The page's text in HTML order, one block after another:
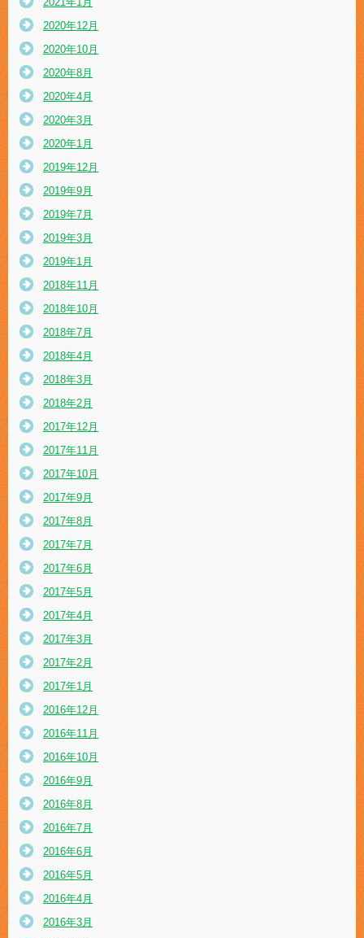
2020年12月
2020年10月
2020年8月
2020年4月
2020年3月
2020年1月
2019年12月
2019年9月
2019年7月
2019年3月
2019年1月
2018年11月
2018年10月
2018年7月
2018年4月
2018年3月
2018年2月
2017年12月
2017年11月
2017年10月
2017年9月
2017年8月
2017年7月
2017年6月
2017年5月
2017年4月
2017年3月
2017年2月
2017年1月
2016年12月
2016年11月
2016年10月
2016年9月
2016年8月
2016年7月
2016年6月
2016年5月
2016年4月
2016年3月